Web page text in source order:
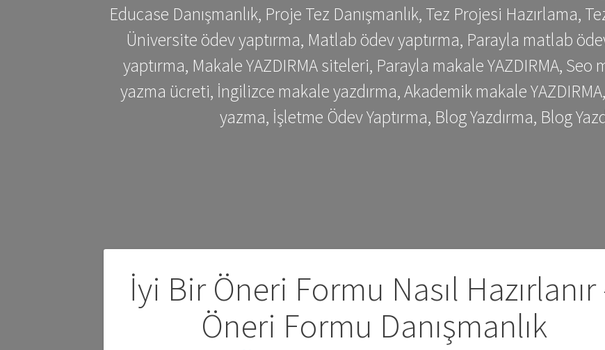
Educase Danışmanlık, Proje Tez Danışmanlık, Tez Projesi Hazırlama,
Üniversite ödev yaptırma, Matlab ödev yaptırma, Parayla matlab
yaptırma, Makale YAZDIRMA siteleri, Parayla makale YAZDIRMA, Seo
yazma ücreti, İngilizce makale yazdırma, Akademik makale
yazma, İşletme Ödev Yaptırma, Blog Yazdırma, Blog
İyi Bir Öneri Formu Nasıl Hazırlanır
Öneri Formu Danışmanlık
Yazı
gezinmesi